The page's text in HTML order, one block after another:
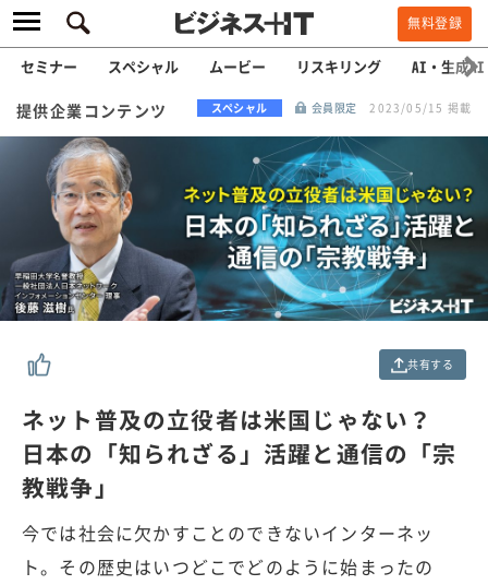
無料登録
セミナー スペシャル ムービー リスキリング AI・生成AI
提供企業コンテンツ スペシャル 会員限定 2023/05/15 掲載
共有する
ネット普及の立役者は米国じゃない？
日本の「知られざる」活躍と通信の「宗
教戦争」
今では社会に欠かすことのできないインターネッ
ト。その歴史はいつどこでどのように始まったの